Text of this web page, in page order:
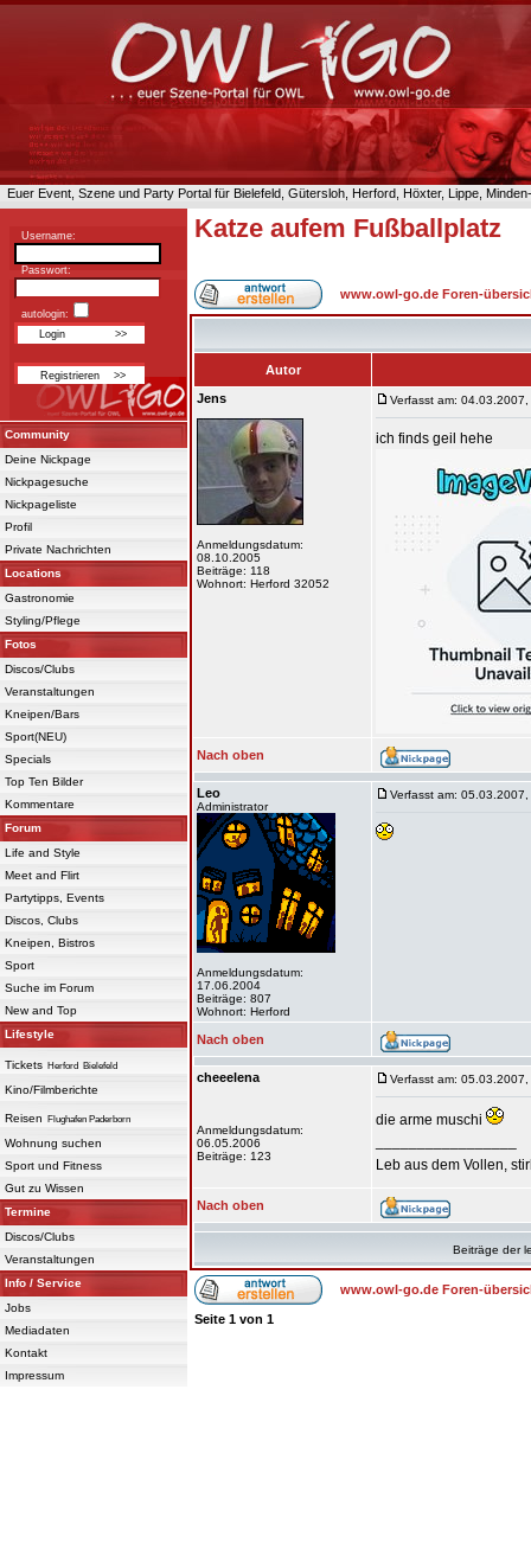
Euer Event, Szene und Party Portal für Bielefeld, Gütersloh, Herford, Höxter, Lippe,
Username:
Passwort:
autologin:
Community
Deine Nickpage
Nickpagesuche
Nickpageliste
Profil
Private Nachrichten
Locations
Gastronomie
Styling/Pflege
Fotos
Discos/Clubs
Veranstaltungen
Kneipen/Bars
Sport(NEU)
Specials
Top Ten Bilder
Kommentare
Forum
Life and Style
Meet and Flirt
Partytipps, Events
Discos, Clubs
Kneipen, Bistros
Sport
Suche im Forum
New and Top
Lifestyle
Tickets Herford Bielefeld
Kino/Filmberichte
Reisen Flughafen Paderborn
Wohnung suchen
Sport und Fitness
Gut zu Wissen
Termine
Discos/Clubs
Veranstaltungen
Info / Service
Jobs
Mediadaten
Kontakt
Impressum
Katze aufem Fußballplatz
www.owl-go.de Foren-
Autor
Jens
Anmeldungsdatum:
08.10.2005
Beiträge: 118
Wohnort: Herford 32052
Verfasst am:
ich finds geil hehe
Nach oben
Leo
Administrator
Anmeldungsdatum:
17.06.2004
Beiträge: 807
Wohnort: Herford
Verfasst am:
Nach oben
cheeelena
Anmeldungsdatum:
06.05.2006
Beiträge: 123
Verfasst am:
die arme muschi
Leb aus dem Vollen,
Nach oben
Beiträge der
www.owl-go.de Foren-
Seite 1 von 1